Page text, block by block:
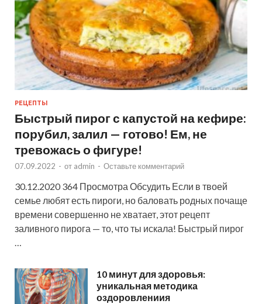
РЕЦЕПТЫ
Быстрый пирог с капустой на кефире:
порубил, залил — готово! Ем, не
тревожась о фигуре!
07.09.2022 - от admin - Оставьте комментарий
30.12.2020 364 Просмотра Обсудить Если в твоей
семье любят есть пироги, но баловать родных почаще
времени совершенно не хватает, этот рецепт
заливного пирога — то, что ты искала! Быстрый пирог
…
10 минут для здоровья:
уникальная методика
оздоровлениия